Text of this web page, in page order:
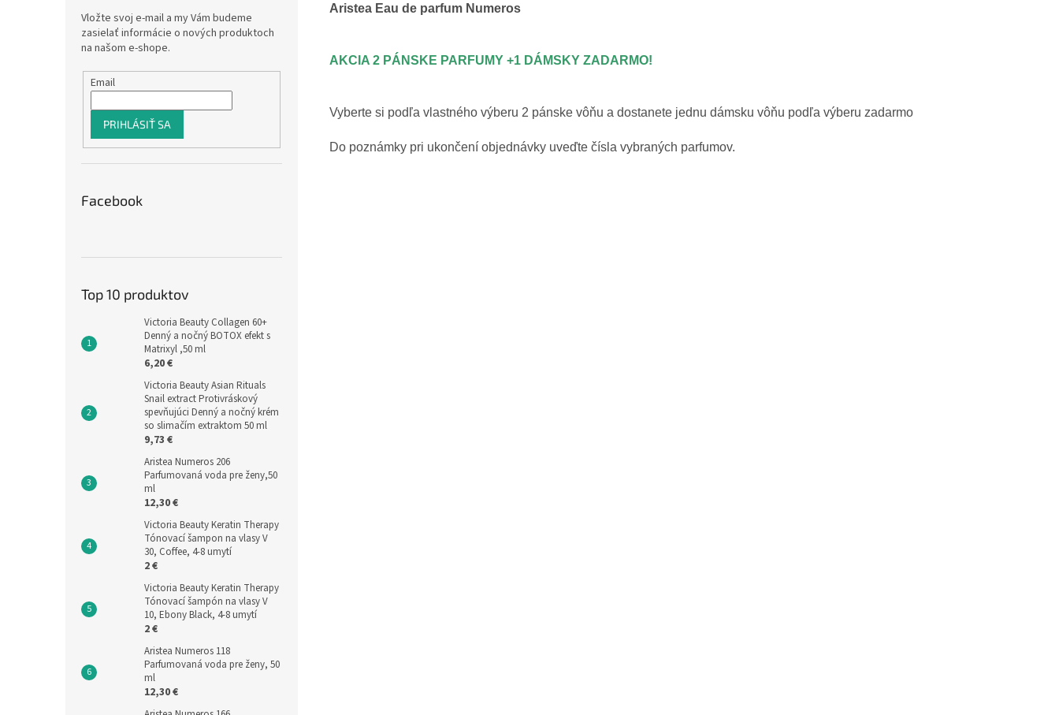
Vložte svoj e-mail a my Vám budeme
zasielať informácie o nových produktoch
na našom e-shope.
Email
PRIHLÁSIŤ SA
Facebook
Top 10 produktov
Victoria Beauty Collagen 60+
Denný a nočný BOTOX efekt s
Matrixyl ,50 ml
6,20 €
Victoria Beauty Asian Rituals
Snail extract Protivráskový
spevňujúci Denný a nočný krém
so slimačím extraktom 50 ml
9,73 €
Aristea Numeros 206
Parfumovaná voda pre ženy,50
ml
12,30 €
Victoria Beauty Keratin Therapy
Tónovací šampon na vlasy V
30, Coffee, 4-8 umytí
2 €
Victoria Beauty Keratin Therapy
Tónovací šampón na vlasy V
10, Ebony Black, 4-8 umytí
2 €
Aristea Numeros 118
Parfumovaná voda pre ženy, 50
ml
12,30 €
Aristea Eau de parfum Numeros
AKCIA 2 PÁNSKE PARFUMY +1 DÁMSKY ZADARMO!
Vyberte si podľa vlastného výberu 2 pánske vôňu a dostanete jednu dámsku vôňu podľa výberu zadarmo
Do poznámky pri ukončení objednávky uveďte čísla vybraných parfumov.